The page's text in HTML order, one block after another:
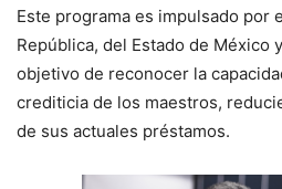
Este programa es impulsado por
República, del Estado de México
objetivo de reconocer la
crediticia de los maestros,
de sus actuales préstamos.